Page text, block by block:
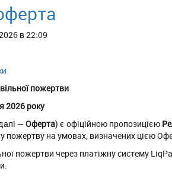
в 22:09
пожертви
2026 року
— Оферта) є офіційною пропозицією
пожертву на умовах, визначених цією
пожертви через платіжну систему